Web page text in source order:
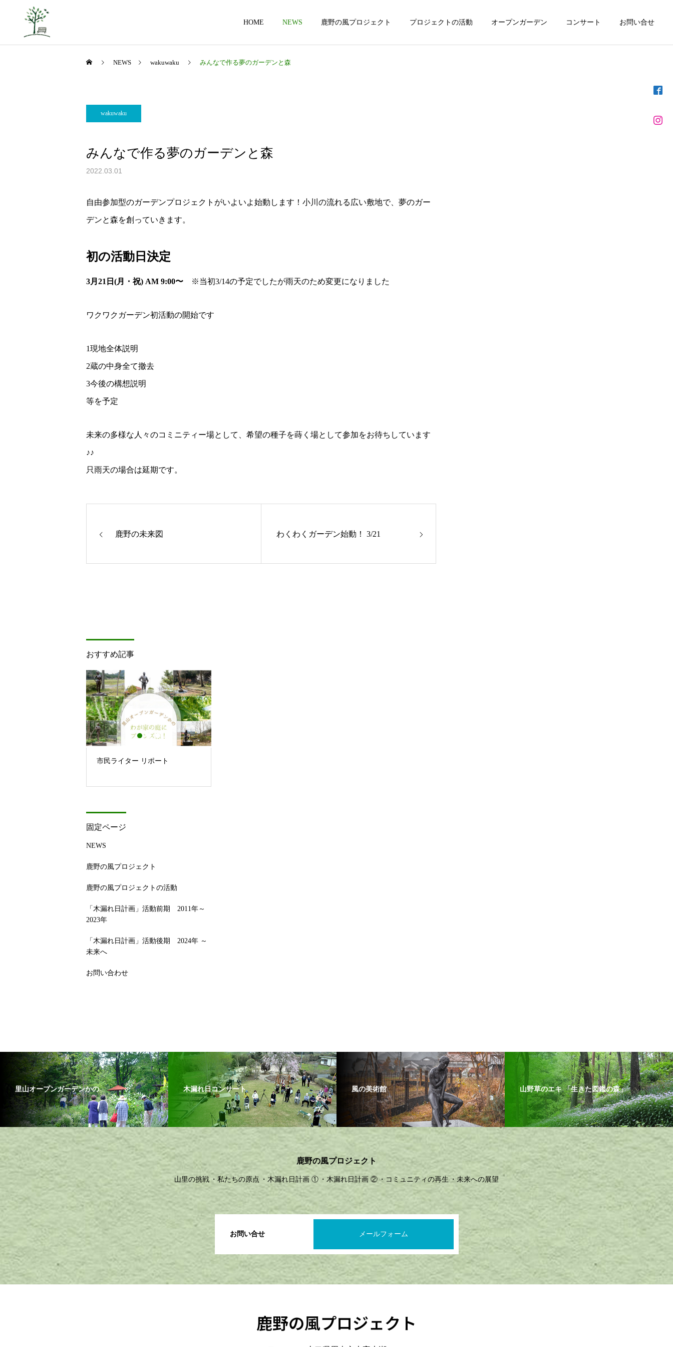
HOME NEWS 鹿野の風プロジェクト プロジェクトの活動 オープンガーデン コンサート お問い合せ
NEWS wakuwaku みんなで作る夢のガーデンと森
wakuwaku
みんなで作る夢のガーデンと森
2022.03.01
自由参加型のガーデンプロジェクトがいよいよ始動します！小川の流れる広い敷地で、夢のガー
デンと森を創っていきます。
初の活動日決定
3月21日(月・祝) AM 9:00〜 ※当初3/14の予定でしたが雨天のため変更になりました
ワクワクガーデン初活動の開始です
1現地全体説明
2蔵の中身全て撤去
3今後の構想説明
等を予定
未来の多様な人々のコミニティー場として、希望の種子を蒔く場として参加をお待ちしています
♪♪
只雨天の場合は延期です。
鹿野の未来図 わくわくガーデン始動！ 3/21
おすすめ記事
市民ライター リポート
固定ページ
NEWS
鹿野の風プロジェクト
鹿野の風プロジェクトの活動
「木漏れ日計画」活動前期 2011年～
2023年
「木漏れ日計画」活動後期 2024年 ～
未来へ
お問い合わせ
里山オープンガーデンかの 木漏れ日コンサート 風の美術館 山野草のエキ 「生きた図鑑の森」
鹿野の風プロジェクト
山里の挑戦 私たちの原点 木漏れ日計画 ① 木漏れ日計画 ② コミュニティの再生 未来への展望
お問い合せ メールフォーム
鹿野の風プロジェクト